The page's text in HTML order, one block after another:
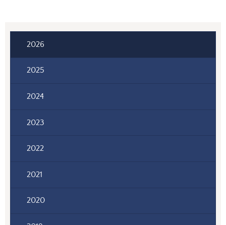
2026
2025
2024
2023
2022
2021
2020